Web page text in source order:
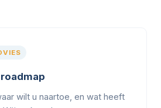
wilt u naartoe, en wat heeft